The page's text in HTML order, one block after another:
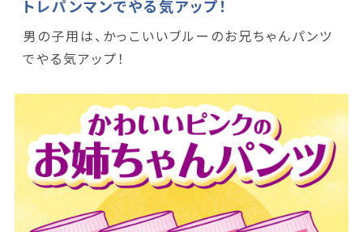
トレパンマンでやる気アップ！
男の子用は、かっこいいブルーのお兄ちゃんパンツ
でやる気アップ！